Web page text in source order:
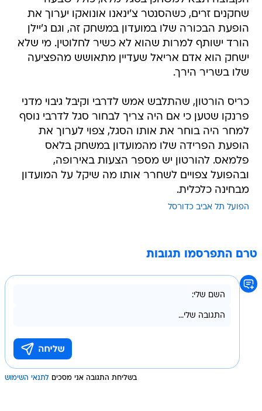
שחקנים זרים, כשהסנטר צ'ינאנו אונואקו יערוך את
הופעת הבכורה שלו במועדון במשחק זה, וגם ג'יילן
הורד ישותף למרות שהוא לא כשיר לחלוטין. מי שלא
ישחק הוא אדם אריאל שעדיין מתאושש מהפציעה
שלו בשריר הירך.
כריס הורטון, שהתלבש אמש לדרבי וקיבל גיבוי מדני
פרנקו שטען כי אם היה צריך לבחור סגל לדרבי נוסף
למחר היה בוחר את אותו הסגל, צפוי לערוך את
הופעת הפרידה שלו מהמועדון במשחק בלאס
פלמאס. להורטון יש מספר הצעות באירופה,
ובהפועל צפויים לשחרר אותו מה שיקל על המועדון
מבחינה כלכלית.
הפועל תל אביב כדורסל
טרם התפרסמו תגובות
בשליחת התגובה אני מסכים לתנאי השימוש